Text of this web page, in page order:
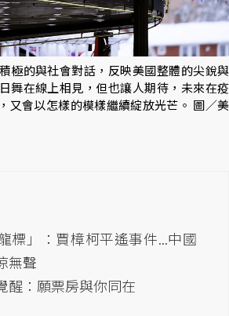
極的與社會對話，反映美國整體的尖銳與
舞在線上相見，但也讓人期待，未來在疫
又會以怎樣的模樣繼續綻放光芒。 圖／美
標」：賈樟柯平遙事件...中國
無聲
醒：願票房與你同在